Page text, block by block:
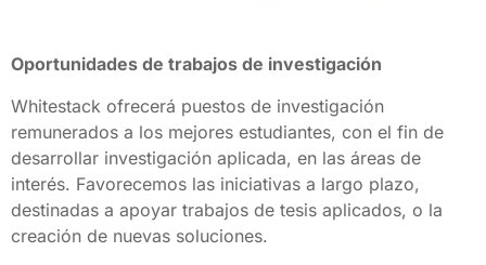
Oportunidades de trabajos de investigación
Whitestack ofrecerá puestos de investigación
remunerados a los mejores estudiantes, con el fin de
desarrollar investigación aplicada, en las áreas de
interés. Favorecemos las iniciativas a largo plazo,
destinadas a apoyar trabajos de tesis aplicados, o la
creación de nuevas soluciones.